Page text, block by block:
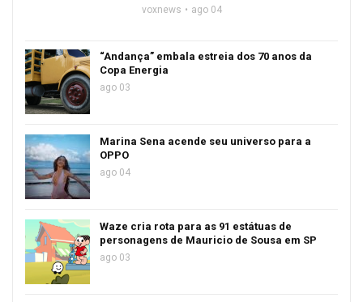
voxnews ago 04
“Andança” embala estreia dos 70 anos da
Copa Energia
ago 03
Marina Sena acende seu universo para a
OPPO
ago 04
Waze cria rota para as 91 estátuas de
personagens de Mauricio de Sousa em SP
ago 03